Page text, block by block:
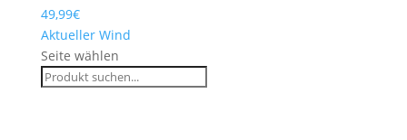
49,99€
Aktueller Wind
Seite wählen